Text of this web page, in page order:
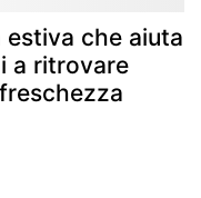
che aiuta
a ritrovare